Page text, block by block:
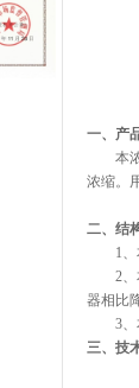
一、产
本浓
浓缩。
二、结
1、本
2、本
器相比
3、本
三、技